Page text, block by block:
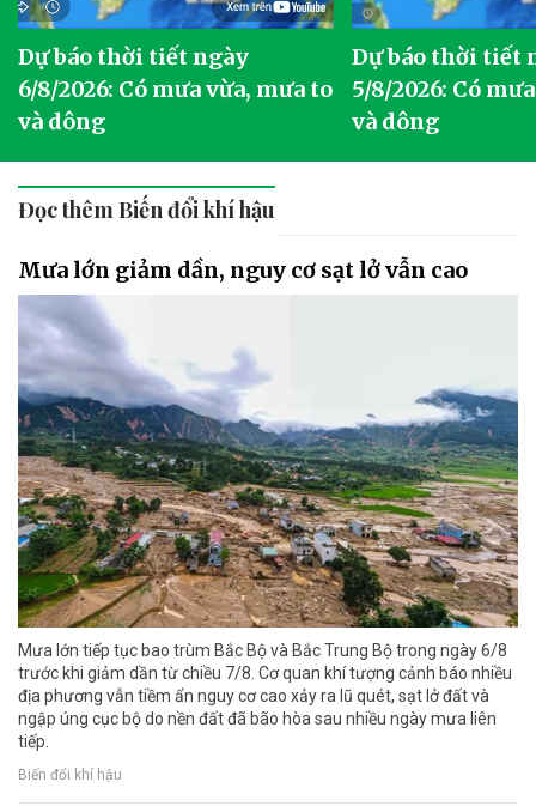
Dự báo thời tiết ngày
6/8/2026: Có mưa vừa, mưa to
và dông
Dự báo thời tiết
5/8/2026: Có
và dông
Đọc thêm Biến đổi khí hậu
Mưa lớn giảm dần, nguy cơ sạt lở vẫn cao
Mưa lớn tiếp tục bao trùm Bắc Bộ và Bắc Trung Bộ trong ngày 6/8
trước khi giảm dần từ chiều 7/8. Cơ quan khí tượng cảnh báo nhiều
địa phương vẫn tiềm ẩn nguy cơ cao xảy ra lũ quét, sạt lở đất và
ngập úng cục bộ do nền đất đã bão hòa sau nhiều ngày mưa liên
tiếp.
Biến đổi khí hậu